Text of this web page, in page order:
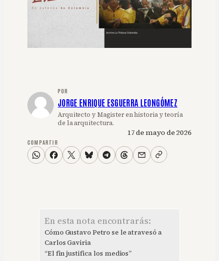
POR
JORGE ENRIQUE ESGUERRA LEONGÓMEZ
Arquitecto y Magister en historia y teoría
de la arquitectura.
17 de mayo de 2026
COMPARTIR
En esta nota encontrarás:
Cómo Gustavo Petro se le atravesó a
Carlos Gaviria
“El fin justifica los medios”